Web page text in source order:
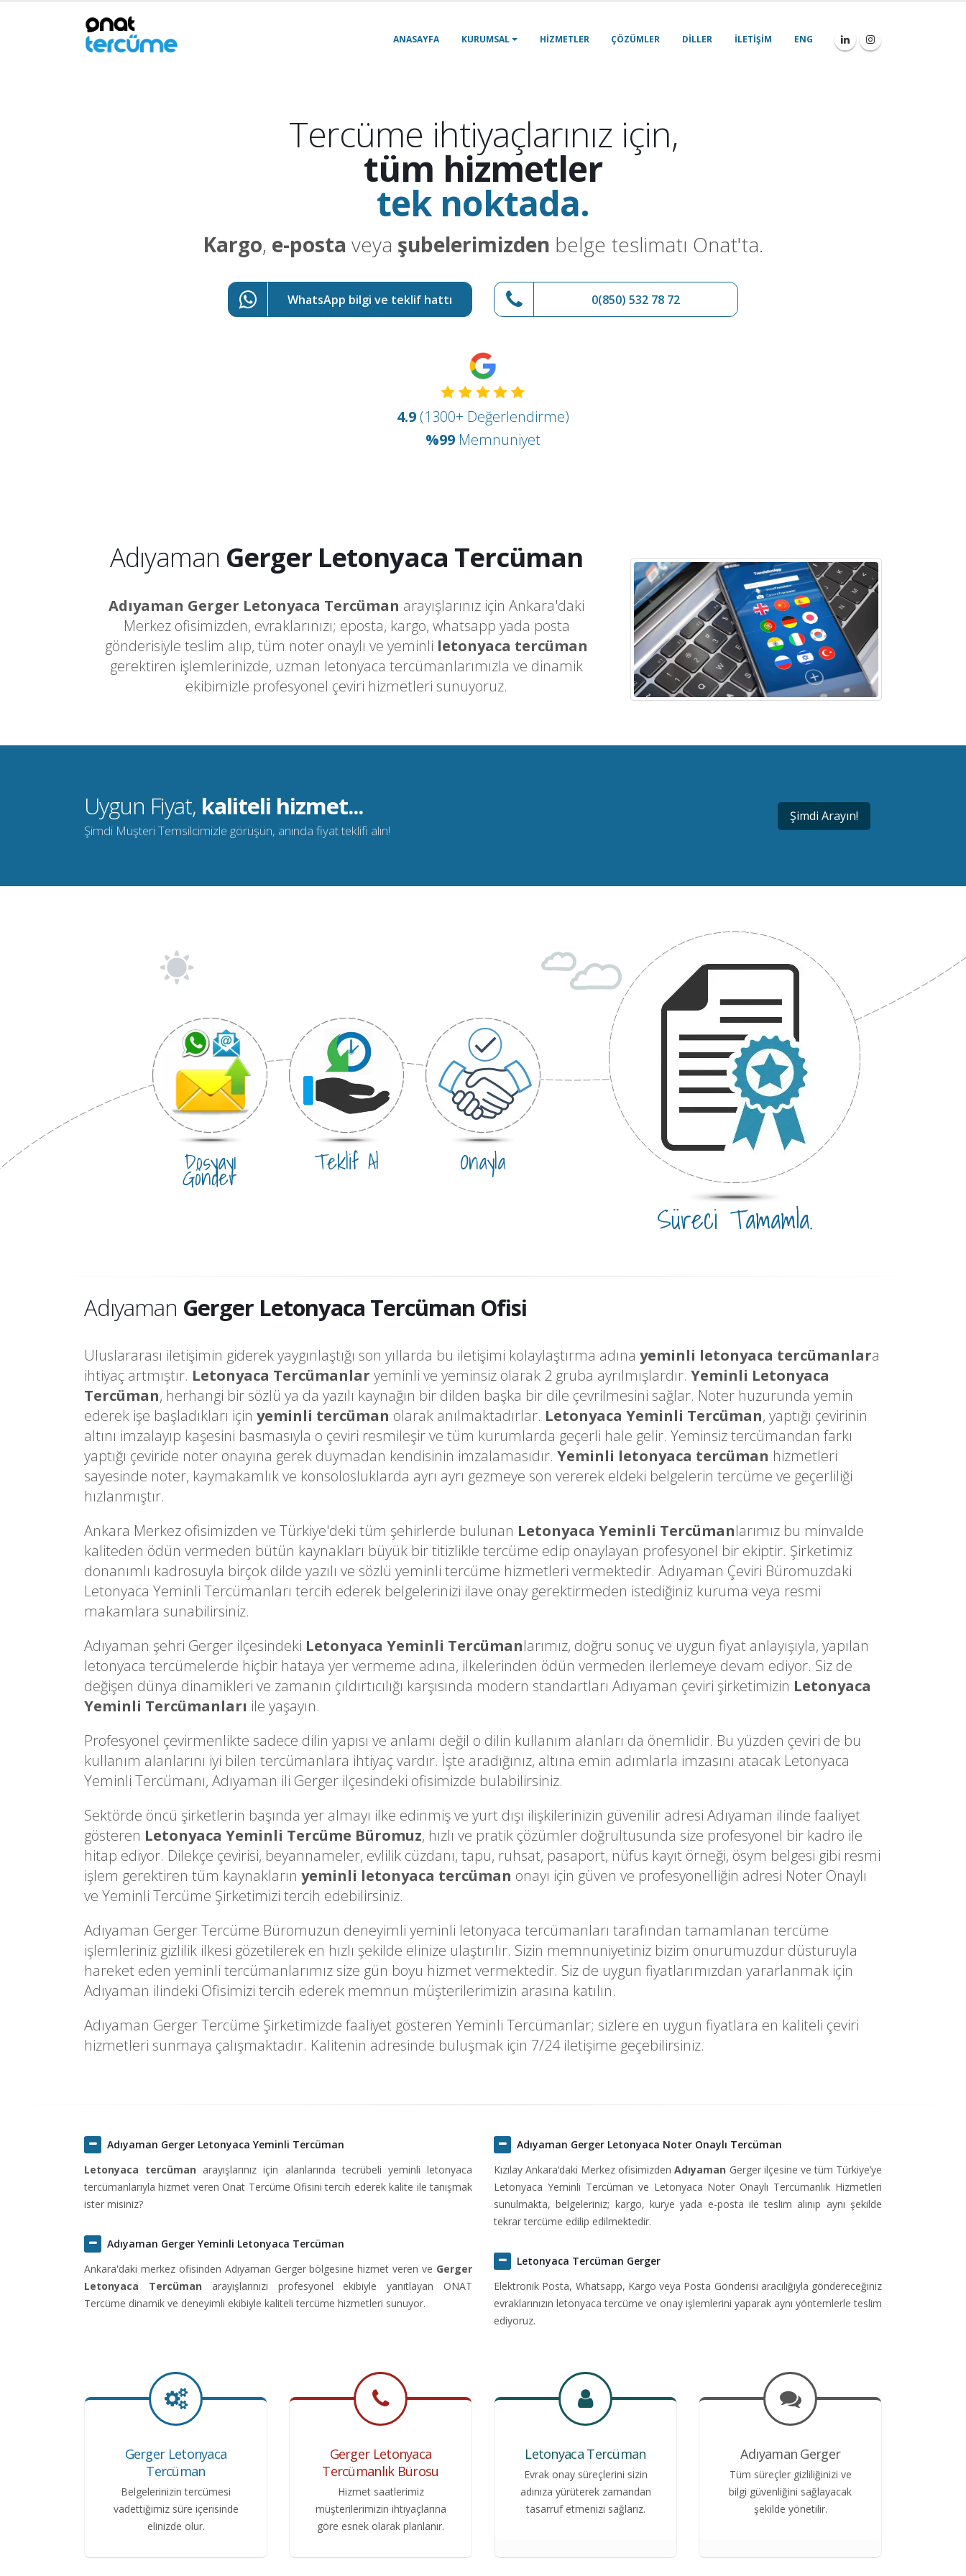
ANASAYFA KURUMSAL HIZMETLER ÇÖZÜMLER DILLER İLETIŞIM ENG
Tercüme ihtiyaçlarınız için,
tüm hizmetler
tek noktada.
Kargo, e-posta veya şubelerimizden belge teslimatı Onat'ta.
WhatsApp bilgi ve teklif hattı 0(850) 532 78 72
4.9 (1300+ Değerlendirme)
%99 Memnuniyet
Adıyaman Gerger Letonyaca Tercüman
Adıyaman Gerger Letonyaca Tercüman arayışlarınız için Ankara'daki
Merkez ofisimizden, evraklarınızı; eposta, kargo, whatsapp yada posta
gönderisiyle teslim alıp, tüm noter onaylı ve yeminli letonyaca tercüman
gerektiren işlemlerinizde, uzman letonyaca tercümanlarımızla ve dinamik
ekibimizle profesyonel çeviri hizmetleri sunuyoruz.
Uygun Fiyat, kaliteli hizmet...
Şimdi Müşteri Temsilcimizle görüşün, anında fiyat teklifi alın!
Şimdi Arayın!
Dosyayı
Gönder Teklif Al Onayla
Süreci Tamamla.
Adıyaman Gerger Letonyaca Tercüman Ofisi
Uluslararası iletişimin giderek yaygınlaştığı son yıllarda bu iletişimi kolaylaştırma adına yeminli letonyaca tercümanlara
ihtiyaç artmıştır. Letonyaca Tercümanlar yeminli ve yeminsiz olarak 2 gruba ayrılmışlardır. Yeminli Letonyaca
Tercüman, herhangi bir sözlü ya da yazılı kaynağın bir dilden başka bir dile çevrilmesini sağlar. Noter huzurunda yemin
ederek işe başladıkları için yeminli tercüman olarak anılmaktadırlar. Letonyaca Yeminli Tercüman, yaptığı çevirinin
altını imzalayıp kaşesini basmasıyla o çeviri resmileşir ve tüm kurumlarda geçerli hale gelir. Yeminsiz tercümandan farkı
yaptığı çeviride noter onayına gerek duymadan kendisinin imzalamasıdır. Yeminli letonyaca tercüman hizmetleri
sayesinde noter, kaymakamlık ve konsolosluklarda ayrı ayrı gezmeye son vererek eldeki belgelerin tercüme ve geçerliliği
hızlanmıştır.
Ankara Merkez ofisimizden ve Türkiye'deki tüm şehirlerde bulunan Letonyaca Yeminli Tercümanlarımız bu minvalde
kaliteden ödün vermeden bütün kaynakları büyük bir titizlikle tercüme edip onaylayan profesyonel bir ekiptir. Şirketimiz
donanımlı kadrosuyla birçok dilde yazılı ve sözlü yeminli tercüme hizmetleri vermektedir. Adıyaman Çeviri Büromuzdaki
Letonyaca Yeminli Tercümanları tercih ederek belgelerinizi ilave onay gerektirmeden istediğiniz kuruma veya resmi
makamlara sunabilirsiniz.
Adıyaman şehri Gerger ilçesindeki Letonyaca Yeminli Tercümanlarımız, doğru sonuç ve uygun fiyat anlayışıyla, yapılan
letonyaca tercümelerde hiçbir hataya yer vermeme adına, ilkelerinden ödün vermeden ilerlemeye devam ediyor. Siz de
değişen dünya dinamikleri ve zamanın çıldırtıcılığı karşısında modern standartları Adıyaman çeviri şirketimizin Letonyaca
Yeminli Tercümanları ile yaşayın.
Profesyonel çevirmenlikte sadece dilin yapısı ve anlamı değil o dilin kullanım alanları da önemlidir. Bu yüzden çeviri de bu
kullanım alanlarını iyi bilen tercümanlara ihtiyaç vardır. İşte aradığınız, altına emin adımlarla imzasını atacak Letonyaca
Yeminli Tercümanı, Adıyaman ili Gerger ilçesindeki ofisimizde bulabilirsiniz.
Sektörde öncü şirketlerin başında yer almayı ilke edinmiş ve yurt dışı ilişkilerinizin güvenilir adresi Adıyaman ilinde faaliyet
gösteren Letonyaca Yeminli Tercüme Büromuz, hızlı ve pratik çözümler doğrultusunda size profesyonel bir kadro ile
hitap ediyor. Dilekçe çevirisi, beyannameler, evlilik cüzdanı, tapu, ruhsat, pasaport, nüfus kayıt örneği, ösym belgesi gibi resmi
işlem gerektiren tüm kaynakların yeminli letonyaca tercüman onayı için güven ve profesyonelliğin adresi Noter Onaylı
ve Yeminli Tercüme Şirketimizi tercih edebilirsiniz.
Adıyaman Gerger Tercüme Büromuzun deneyimli yeminli letonyaca tercümanları tarafından tamamlanan tercüme
işlemleriniz gizlilik ilkesi gözetilerek en hızlı şekilde elinize ulaştırılır. Sizin memnuniyetiniz bizim onurumuzdur düsturuyla
hareket eden yeminli tercümanlarımız size gün boyu hizmet vermektedir. Siz de uygun fiyatlarımızdan yararlanmak için
Adıyaman ilindeki Ofisimizi tercih ederek memnun müşterilerimizin arasına katılın.
Adıyaman Gerger Tercüme Şirketimizde faaliyet gösteren Yeminli Tercümanlar; sizlere en uygun fiyatlara en kaliteli çeviri
hizmetleri sunmaya çalışmaktadır. Kalitenin adresinde buluşmak için 7/24 iletişime geçebilirsiniz.
Adıyaman Gerger Letonyaca Yeminli Tercüman
Letonyaca tercüman arayışlarınız için alanlarında tecrübeli yeminli letonyaca
tercümanlarıyla hizmet veren Onat Tercüme Ofisini tercih ederek kalite ile tanışmak
ister misiniz?
Adıyaman Gerger Yeminli Letonyaca Tercüman
Ankara'daki merkez ofisinden Adıyaman Gerger bölgesine hizmet veren ve Gerger
Letonyaca Tercüman arayışlarınızı profesyonel ekibiyle yanıtlayan ONAT
Tercüme dinamik ve deneyimli ekibiyle kaliteli tercüme hizmetleri sunuyor.
Adıyaman Gerger Letonyaca Noter Onaylı Tercüman
Kızılay Ankara‘daki Merkez ofisimizdenAdıyaman Gerger ilçesine ve tüm Türkiye’ye
Letonyaca Yeminli Tercüman ve Letonyaca Noter Onaylı Tercümanlık Hizmetleri
sunulmakta, belgeleriniz; kargo, kurye yada e-posta ile teslim alınıp aynı şekilde
tekrar tercüme edilip edilmektedir.
Letonyaca Tercüman Gerger
Elektronik Posta, Whatsapp, Kargo veya Posta Gönderisi aracılığıyla göndereceğiniz
evraklarınızın letonyaca tercüme ve onay işlemlerini yaparak aynı yöntemlerle teslim
ediyoruz.
Gerger Letonyaca
Tercüman
Belgelerinizin tercümesi
vadettiğimiz süre içerisinde
elinizde olur.
Gerger Letonyaca
Tercümanlık Bürosu
Hizmet saatlerimiz
müşterilerimizin ihtiyaçlarına
göre esnek olarak planlanır.
Letonyaca Tercüman
Evrak onay süreçlerini sizin
adınıza yürüterek zamandan
tasarruf etmenizi sağlarız.
Adıyaman Gerger
Tüm süreçler gizliliğinizi ve
bilgi güvenliğini sağlayacak
şekilde yönetilir.